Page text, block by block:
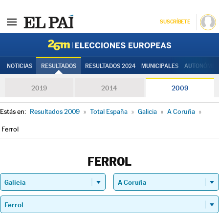
SUSCRÍBETE
NOTICIAS RESULTADOS RESULTADOS 2024 MUNICIPALES
2019 2014 2009
Estás en: Resultados 2009 » Total España » Galicia » A Coruña »
Ferrol
FERROL